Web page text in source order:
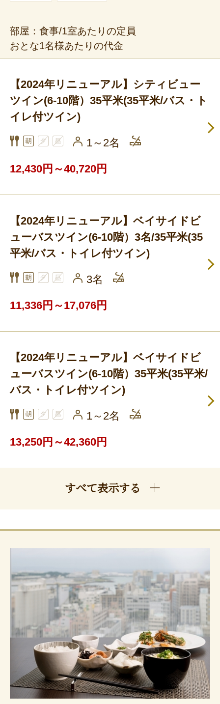
部屋：食事/1室あたりの定員
おとな1名様あたりの代金
【2024年リニューアル】シティビュー
ツイン(6-10階）35平米(35平米/バス・ト
イレ付ツイン)
1～2名
12,430円～40,720円
【2024年リニューアル】ベイサイドビ
ューバスツイン(6-10階）3名/35平米(35
平米/バス・トイレ付ツイン)
3名
11,336円～17,076円
【2024年リニューアル】ベイサイドビ
ューバスツイン(6-10階）35平米(35平米/
バス・トイレ付ツイン)
1～2名
13,250円～42,360円
すべて表示する